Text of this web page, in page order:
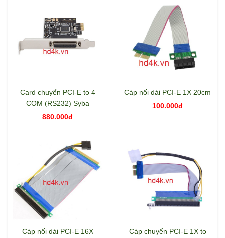
Card chuyển PCI-E to 4
COM (RS232) Syba
880.000đ
Cáp nối dài PCI-E 1X 20cm
100.000đ
Cáp nối dài PCI-E 16X
Cáp chuyển PCI-E 1X to